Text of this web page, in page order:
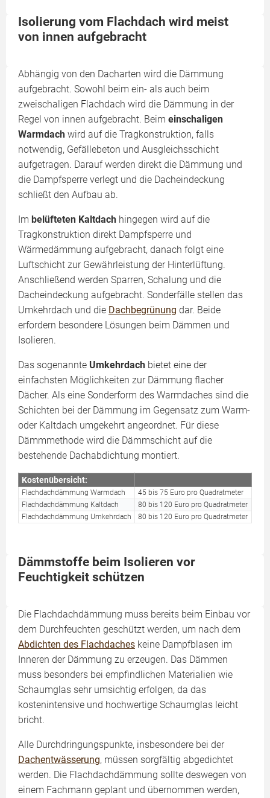
Isolierung vom Flachdach wird meist
von innen aufgebracht
Abhängig von den Dacharten wird die Dämmung
aufgebracht. Sowohl beim ein- als auch beim
zweischaligen Flachdach wird die Dämmung in der
Regel von innen aufgebracht. Beim einschaligen
Warmdach wird auf die Tragkonstruktion, falls
notwendig, Gefällebeton und Ausgleichsschicht
aufgetragen. Darauf werden direkt die Dämmung und
die Dampfsperre verlegt und die Dacheindeckung
schließt den Aufbau ab.
Im belüfteten Kaltdach hingegen wird auf die
Tragkonstruktion direkt Dampfsperre und
Wärmedämmung aufgebracht, danach folgt eine
Luftschicht zur Gewährleistung der Hinterlüftung.
Anschließend werden Sparren, Schalung und die
Dacheindeckung aufgebracht. Sonderfälle stellen das
Umkehrdach und die Dachbegrünung dar. Beide
erfordern besondere Lösungen beim Dämmen und
Isolieren.
Das sogenannte Umkehrdach bietet eine der
einfachsten Möglichkeiten zur Dämmung flacher
Dächer. Als eine Sonderform des Warmdaches sind die
Schichten bei der Dämmung im Gegensatz zum Warm-
oder Kaltdach umgekehrt angeordnet. Für diese
Dämmmethode wird die Dämmschicht auf die
bestehende Dachabdichtung montiert.
Kostenübersicht:
Flachdachdämmung Warmdach
45 bis 75 Euro pro Quadratmeter
Flachdachdämmung Kaltdach
80 bis 120 Euro pro Quadratmeter
Flachdachdämmung Umkehrdach
80 bis 120 Euro pro Quadratmeter
Dämmstoffe beim Isolieren vor
Feuchtigkeit schützen
Die Flachdachdämmung muss bereits beim Einbau vor
dem Durchfeuchten geschützt werden, um nach dem
Abdichten des Flachdaches keine Dampfblasen im
Inneren der Dämmung zu erzeugen. Das Dämmen
muss besonders bei empfindlichen Materialien wie
Schaumglas sehr umsichtig erfolgen, da das
kostenintensive und hochwertige Schaumglas leicht
bricht.
Alle Durchdringungspunkte, insbesondere bei der
Dachentwässerung, müssen sorgfältig abgedichtet
werden. Die Flachdachdämmung sollte deswegen von
einem Fachmann geplant und übernommen werden,